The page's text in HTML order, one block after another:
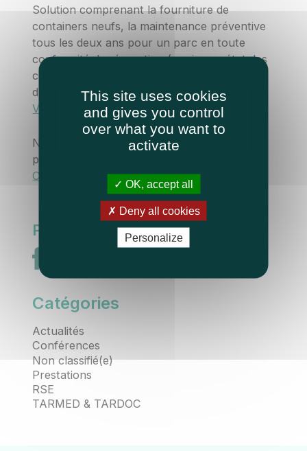
Solution comprenant la fourniture de
containers neufs, la maintenance préventive
tous les deux ans pour un parc en toute
conformité, la réparation (remise en état des
couvercles et cuves) et le remplacement par
du neuf si cela s’avère nécessaire.
Vers les containers de stérilisation
Nous vous renseignons sur les solutions les
plus adaptées à vos besoins.
Contactez-nous
Partager cet article
Catégories
Actualités
Conférences
Non classifié(e)
Prestations
RSE
TARMED & TARDOC
This site uses cookies
and gives you control
over what you want to
activate
OK, accept all
Deny all cookies
Personalize